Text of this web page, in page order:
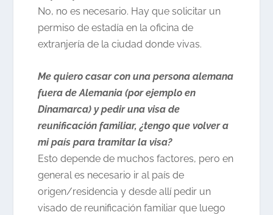
No, no es necesario. Hay que solicitar un
permiso de estadía en la oficina de
extranjería de la ciudad donde vivas.
Me quiero casar con una persona alemana
fuera de Alemania (por ejemplo en
Dinamarca) y pedir una visa de
reunificación familiar, ¿tengo que volver a
mi país para tramitar la visa?
Esto depende de muchos factores, pero en
general es necesario ir al país de
origen/residencia y desde allí pedir un
visado de reunificación familiar que luego